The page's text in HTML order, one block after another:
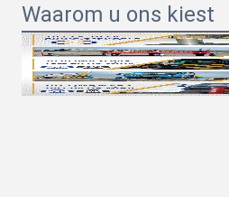
Waarom u ons kiest